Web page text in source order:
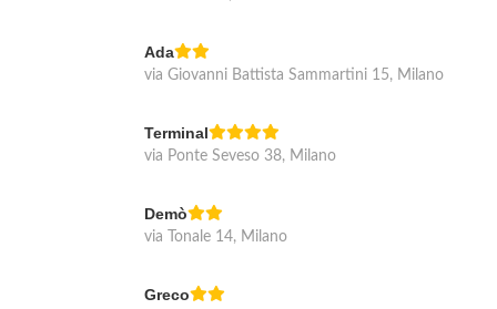
Ada
via Giovanni Battista Sammartini 15, Milano
Terminal
via Ponte Seveso 38, Milano
Demò
via Tonale 14, Milano
Greco